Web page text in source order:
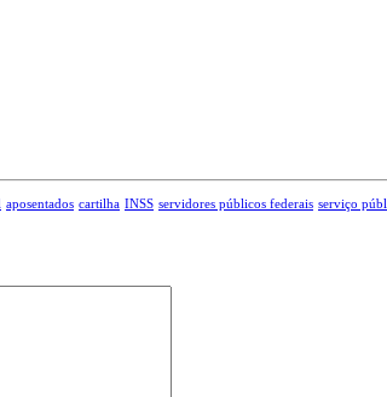
aposentados cartilha INSS servidores públicos federais serviço